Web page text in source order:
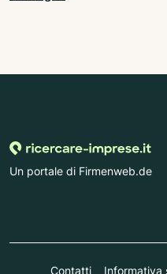
Un portale di Firmenweb.de
Contatti Informativa